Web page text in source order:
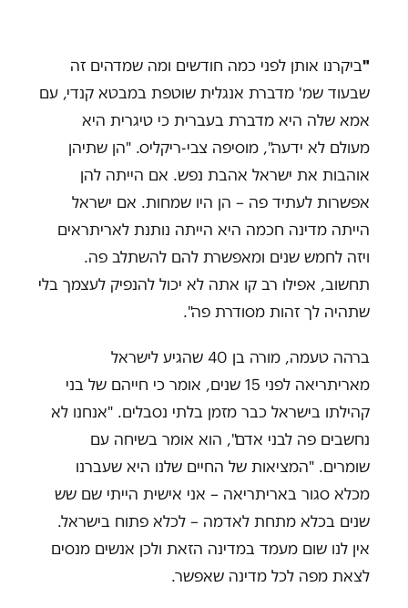
"ביקרנו אותן לפני כמה חודשים ומה שמדהים זה
שבעוד שמ' מדברת אנגלית שוטפת במבטא קנדי, עם
אמא שלה היא מדברת בעברית כי טיגרית היא
מעולם לא ידעה", מוסיפה צבי-ריקליס. "הן שתיהן
אוהבות את ישראל אהבת נפש. אם הייתה להן
אפשרות לעתיד פה – הן היו שמחות. אם ישראל
הייתה מדינה חכמה היא הייתה נותנת לאריתראים
ויזה לחמש שנים ומאפשרת להם להשתלב פה.
תחשוב, אפילו רב קו אתה לא יכול להנפיק לעצמך בלי
שתהיה לך זהות מסודרת פה".
ברהה טעמה, מורה בן 40 שהגיע לישראל
מאריתריאה לפני 15 שנים, אומר כי חייהם של בני
קהילתו בישראל כבר מזמן בלתי נסבלים. "אנחנו לא
נחשבים פה לבני אדם", הוא אומר בשיחה עם
שומרים. "המציאות של החיים שלנו היא שעברנו
מכלא סגור באריתריאה – אני אישית הייתי שם שש
שנים בכלא מתחת לאדמה – לכלא פתוח בישראל.
אין לנו שום מעמד במדינה הזאת ולכן אנשים מנסים
לצאת מפה לכל מדינה שאפשר.